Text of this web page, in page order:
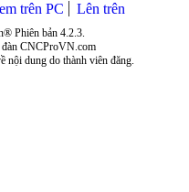
trên PC Lên trên
Phiên bản 4.2.3.
đàn CNCProVN.com
nội dung do thành viên đăng.